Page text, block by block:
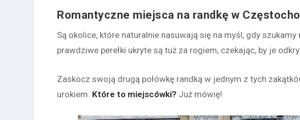
Romantyczne miejsca na randkę w
Są okolice, które naturalnie nasuwają się na myśl, gdy
prawdziwe perełki ukryte są tuż za rogiem, czekając, by je
Zaskocz swoją drugą połówkę randką w jednym z tych
urokiem. Które to miejscówki? Już mówię!